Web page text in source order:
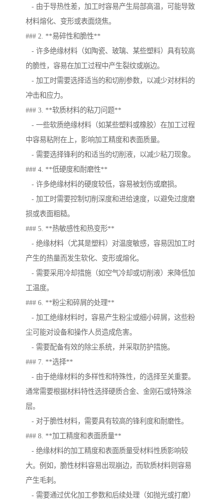
- 由于导热性差，加工时容易产生局部高温，可能导致
材料熔化、变形或表面烧焦。
### 2. **易碎性和脆性**
- 许多绝缘材料（如陶瓷、玻璃、某些塑料）具有较高
的脆性，容易在加工过程中产生裂纹或崩边。
- 加工时需要选择适当的和切削参数，以减少对材料的
冲击和应力。
### 3. **软质材料的粘刀问题**
- 一些软质绝缘材料（如某些塑料或橡胶）在加工过程
中容易粘附在上，影响加工精度和表面质量。
- 需要选择锋利的和适当的切削液，以减少粘刀现象。
### 4. **低硬度和耐磨性**
- 许多绝缘材料的硬度较低，容易被划伤或磨损。
- 加工时需要控制切削深度和进给速度，以避免过度磨
损或表面粗糙。
### 5. **热敏感性和热变形**
- 绝缘材料（尤其是塑料）对温度敏感，容易因加工时
产生的热量而发生软化、变形或熔化。
- 需要采用冷却措施（如空气冷却或切削液）来降低加
工温度。
### 6. **粉尘和碎屑的处理**
- 加工绝缘材料时，容易产生粉尘或细小碎屑，这些粉
尘可能对设备和操作人员造成危害。
- 需要配备有效的除尘系统，并采取防护措施。
### 7. **选择**
- 由于绝缘材料的多样性和特殊性，的选择至关重要。
通常需要根据材料特性选择硬质合金、金刚石或特殊涂
层。
- 对于脆性材料，需要具有较高的锋利度和耐磨性。
### 8. **加工精度和表面质量**
- 绝缘材料的加工精度和表面质量受材料性质影响较
大。例如，脆性材料容易出现崩边，而软质材料则容易
产生毛刺。
- 需要通过优化加工参数和后续处理（如抛光或打磨）